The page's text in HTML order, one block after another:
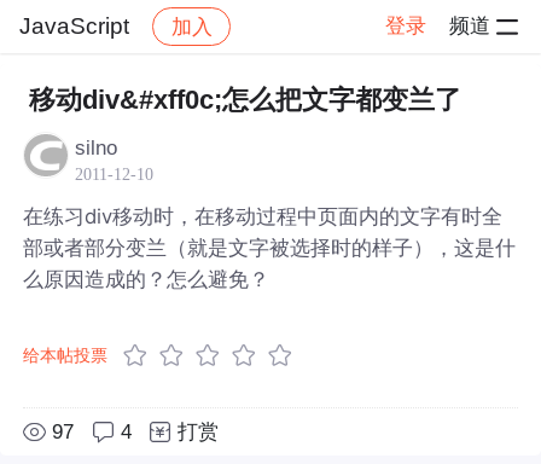
JavaScript 加入 登录 频道
社区 JavaScript 帖子详情
移动div&#xff0c;怎么把文字都变兰了
silno
2011-12-10
在练习div移动时，在移动过程中页面内的文字有时全
部或者部分变兰（就是文字被选择时的样子），这是什
么原因造成的？怎么避免？
给本帖投票
97 4 打赏